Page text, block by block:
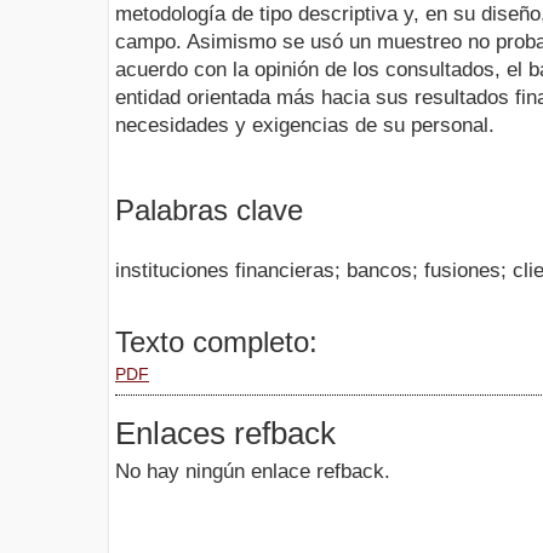
metodología de tipo descriptiva y, en su
campo. Asimismo se usó un muestreo no
acuerdo con la opinión de los consultados, el
entidad orientada más hacia sus resultados
necesidades y exigencias de su personal.
Palabras clave
instituciones financieras; bancos; fusiones;
Texto completo:
PDF
Enlaces refback
No hay ningún enlace refback.